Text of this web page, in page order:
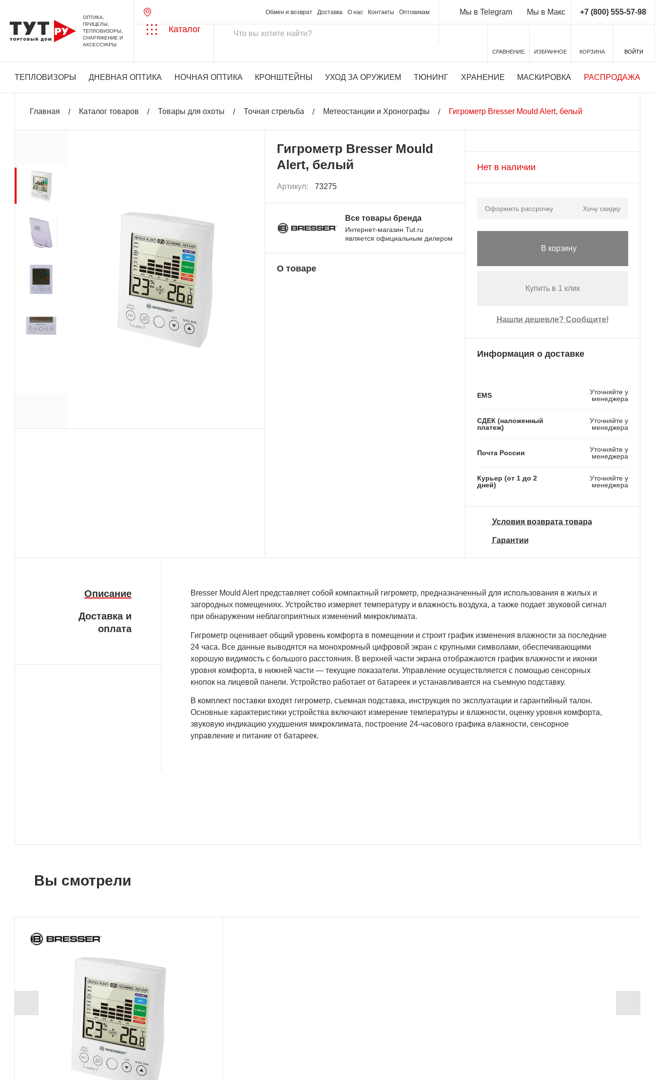
ОПТИКА,
ПРИЦЕЛЫ,
ТЕПЛОВИЗОРЫ,
СНАРЯЖЕНИЕ И
АКСЕССУАРЫ.
Обмен и возврат Доставка О нас Контакты Оптовикам Мы в Telegram Мы в Макс +7 (800) 555-57-98
Каталог
СРАВНЕНИЕ ИЗБРАННОЕ КОРЗИНА ВОЙТИ
ТЕПЛОВИЗОРЫ ДНЕВНАЯ ОПТИКА НОЧНАЯ ОПТИКА КРОНШТЕЙНЫ УХОД ЗА ОРУЖИЕМ ТЮНИНГ ХРАНЕНИЕ МАСКИРОВКА РАСПРОДАЖА
Главная Каталог товаров Товары для охоты Точная стрельба Метеостанции и Хронографы Гигрометр Bresser Mould Alert, белый
Гигрометр Bresser Mould
Alert, белый
Артикул: 73275
Все товары бренда
Интернет-магазин Tut.ru
является официальным дилером
О товаре
Нет в наличии
Оформить рассрочку Хочу скидку
В корзину
Купить в 1 клик
Нашли дешевле? Сообщите!
Информация о доставке
EMS
Уточняйте у
менеджера
СДЕК (наложенный
платеж)
Уточняйте у
менеджера
Почта России
Уточняйте у
менеджера
Курьер (от 1 до 2
дней)
Уточняйте у
менеджера
Условия возврата товара
Гарантии
Описание
Доставка и
оплата
Bresser Mould Alert представляет собой компактный гигрометр, предназначенный для использования в жилых и
загородных помещениях. Устройство измеряет температуру и влажность воздуха, а также подает звуковой сигнал
при обнаружении неблагоприятных изменений микроклимата.
Гигрометр оценивает общий уровень комфорта в помещении и строит график изменения влажности за последние
24 часа. Все данные выводятся на монохромный цифровой экран с крупными символами, обеспечивающими
хорошую видимость с большого расстояния. В верхней части экрана отображаются график влажности и иконки
уровня комфорта, в нижней части — текущие показатели. Управление осуществляется с помощью сенсорных
кнопок на лицевой панели. Устройство работает от батареек и устанавливается на съемную подставку.
В комплект поставки входят гигрометр, съемная подставка, инструкция по эксплуатации и гарантийный талон.
Основные характеристики устройства включают измерение температуры и влажности, оценку уровня комфорта,
звуковую индикацию ухудшения микроклимата, построение 24-часового графика влажности, сенсорное
управление и питание от батареек.
Вы смотрели